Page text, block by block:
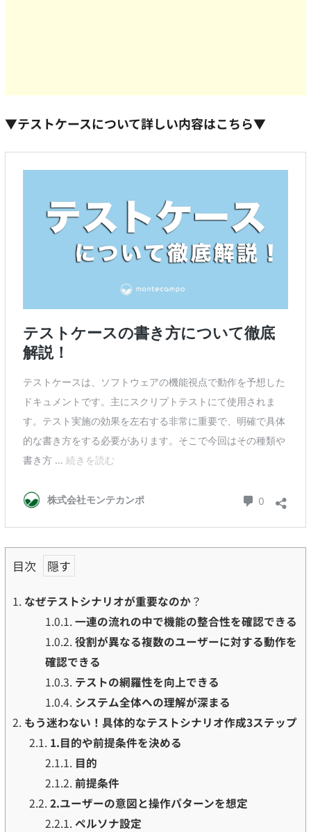
▼テストケースについて詳しい内容はこちら▼
目次
1. なぜテストシナリオが重要なのか？
1.0.1.一連の流れの中で機能の整合性を確認できる
1.0.2.役割が異なる複数のユーザーに対する動作を
確認できる
1.0.3. テストの網羅性を向上できる
1.0.4. システム全体への理解が深まる
2. もう迷わない！具体的なテストシナリオ作成3ステップ
2.1. 1.目的や前提条件を決める
2.1.1. 目的
2.1.2.前提条件
2.2.2.ユーザーの意図と操作パターンを想定
2.2.1.ペルソナ設定